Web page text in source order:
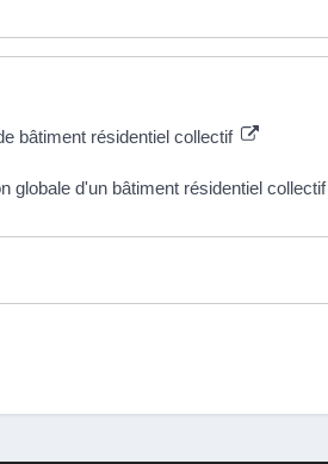
bâtiment résidentiel collectif
globale d'un bâtiment résidentiel collectif